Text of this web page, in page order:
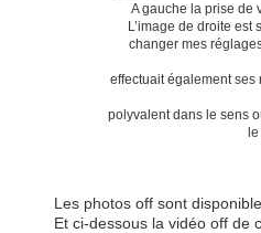
A gauche la prise de
L’image de droite est
changer mes
effectuait également
polyvalent dans le sens
Les photos off sont
Et ci-dessous la vidéo off de